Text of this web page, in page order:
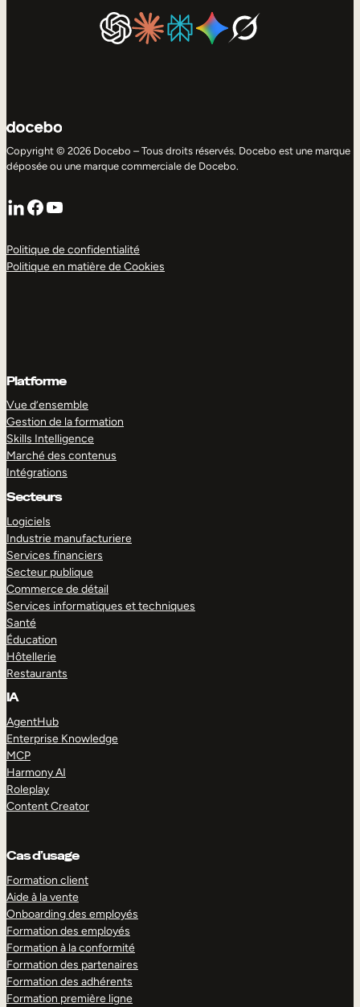
Copyright © 2026 Docebo – Tous droits réservés. Docebo est une marque
déposée ou une marque commerciale de Docebo.
LinkedIn
Facebook
YouTube
Politique de confidentialité
Politique en matière de Cookies
Platforme
Vue d’ensemble
Gestion de la formation
Skills Intelligence
Marché des contenus
Intégrations
Secteurs
Logiciels
Industrie manufacturiere
Services financiers
Secteur publique
Commerce de détail
Services informatiques et techniques
Santé
Éducation
Hôtellerie
Restaurants
IA
AgentHub
Enterprise Knowledge
MCP
Harmony AI
Roleplay
Content Creator
Cas d’usage
Formation client
Aide à la vente
Onboarding des employés
Formation des employés
Formation à la conformité
Formation des partenaires
Formation des adhérents
Formation première ligne